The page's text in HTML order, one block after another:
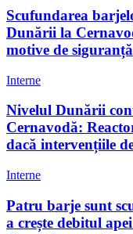
Scufundarea
Dunării la
motive de siguranță
Interne
Nivelul Dunării
Cernavodă:
dacă intervențiile
Interne
Patru barje sunt
a crește debitul